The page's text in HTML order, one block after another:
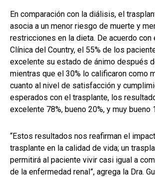
En comparación con la diálisis, el
asocia a un menor riesgo de muerte y
restricciones en la dieta. De acuerdo con
Clínica del Country, el 55% de los
excelente su estado de ánimo después
mientras que el 30% lo calificaron como
cuanto al nivel de satisfacción y
esperados con el trasplante, los
excelente 78%, bueno 20%, y muy bueno
“Estos resultados nos reafirman el
trasplante en la calidad de vida; un
permitirá al paciente vivir casi igual a
de la enfermedad renal”, agrega la Dra.